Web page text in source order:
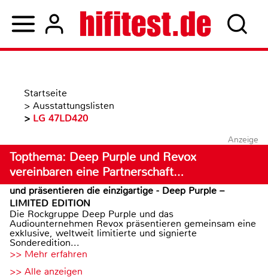
Startseite
> Ausstattungslisten
> LG 47LD420
Anzeige
Topthema: Deep Purple und Revox
vereinbaren eine Partnerschaft…
und präsentieren die einzigartige - Deep Purple –
LIMITED EDITION
Die Rockgruppe Deep Purple und das
Audiounternehmen Revox präsentieren gemeinsam eine
exklusive, weltweit limitierte und signierte
Sonderedition...
>> Mehr erfahren
>> Alle anzeigen